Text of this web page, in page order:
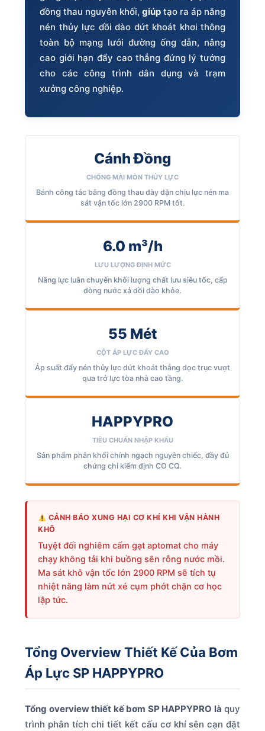
đồng thau nguyên khối, giúp tạo ra áp năng
nén thủy lực dồi dào dứt khoát khơi thông
toàn bộ mạng lưới đường ống dẫn, nâng
cao giới hạn đẩy cao thẳng đứng lý tưởng
cho các công trình dân dụng và trạm
xưởng công nghiệp.
Cánh Đồng
CHỐNG MÀI MÒN THỦY LỰC
Bánh công tác bằng đồng thau dày dặn chịu lực nén ma
sát vận tốc lớn 2900 RPM tốt.
6.0 m³/h
LƯU LƯỢNG ĐỊNH MỨC
Năng lực luân chuyển khối lượng chất lưu siêu tốc, cấp
dòng nước xả dồi dào khỏe.
55 Mét
CỘT ÁP LỰC ĐẨY CAO
Áp suất đẩy nén thủy lực dứt khoát thẳng dọc trục vượt
qua trở lực tòa nhà cao tầng.
HAPPYPRO
TIÊU CHUẨN NHẬP KHẨU
Sản phẩm phân khối chính ngạch nguyên chiếc, đầy đủ
chứng chỉ kiểm định CO CQ.
CẢNH BÁO XUNG HẠI CƠ KHÍ KHI VẬN HÀNH
KHÔ
Tuyệt đối nghiêm cấm gạt aptomat cho máy
chạy không tải khi buồng sên rỗng nước mồi.
Ma sát khô vận tốc lớn 2900 RPM sẽ tích tụ
nhiệt năng làm nứt xé cụm phớt chặn cơ học
lập tức.
Tổng Overview Thiết Kế Của Bơm
Áp Lực SP HAPPYPRO
Tổng overview thiết kế bơm SP HAPPYPRO là quy
trình phân tích chi tiết kết cấu cơ khí sên cạn đặt